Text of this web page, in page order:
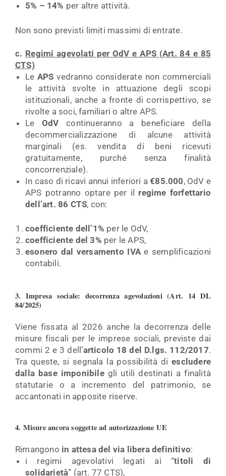
5% – 14% per altre attività.
Non sono previsti limiti massimi di entrate.
c. Regimi agevolati per OdV e APS (Art. 84 e 85
CTS)
LeAPS vedranno considerate non commerciali
le attività svolte in attuazione degli scopi
istituzionali, anche a fronte di corrispettivo, se
rivolte a soci, familiari o altre APS.
Le OdV continueranno a beneficiare della
decommercializzazione di alcune attività
marginali (es. vendita di beni ricevuti
gratuitamente, purché senza finalità
concorrenziale).
In caso di ricavi annui inferiori a€85.000, OdV e
APS potranno optare per il regime forfettario
dell’art. 86 CTS, con:
coefficiente dell’1% per le OdV,
coefficiente del 3% per le APS,
esonero dal versamento IVAe semplificazioni
contabili.
3. Impresa sociale: decorrenza agevolazioni (Art. 14 DL
84/2025)
Viene fissata al 2026 anche la decorrenza delle
misure fiscali per le imprese sociali, previste dai
commi 2 e 3 dell’articolo 18 del D.lgs. 112/2017.
Tra queste, si segnala la possibilità diescludere
dalla base imponibilegli utili destinati a finalità
statutarie o a incremento del patrimonio, se
accantonati in apposite riserve.
4. Misure ancora soggette ad autorizzazione UE
Rimangono in attesa del via libera definitivo:
i regimi agevolativi legati ai “titoli di
solidarietà” (art. 77 CTS),